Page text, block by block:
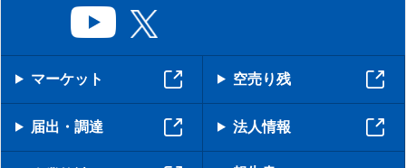
マーケット 空売り残
届出・調達 法人情報